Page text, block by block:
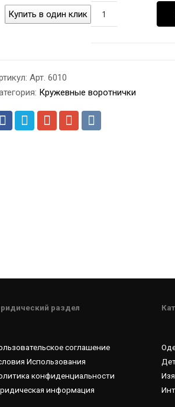
Купить в один клик
Арт. 6010
Кружевные воротнички
раздел
соглашение
Использования
конфиденциальности
информация